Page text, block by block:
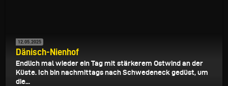
12.05.2025
Dänisch-Nienhof
Endlich mal wieder ein Tag mit stärkerem Ostwind an der
Küste. Ich bin nachmittags nach Schwedeneck gedüst, um
die...